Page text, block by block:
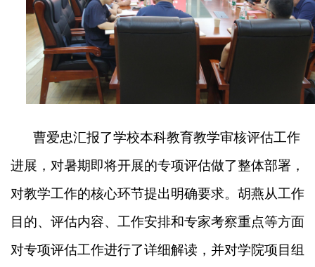
曹爱忠汇报了学校本科教育教学审核评估工作
进展，对暑期即将开展的专项评估做了整体部署，
对教学工作的核心环节提出明确要求。胡燕从工作
目的、评估内容、工作安排和专家考察重点等方面
对专项评估工作进行了详细解读，并对学院项目组